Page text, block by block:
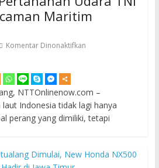
Maritim
Komentar Dinonaktifkan
NTTOnlinenow.com –
Indonesia tidak lagi hanya
perang yang dimiliki, tetapi